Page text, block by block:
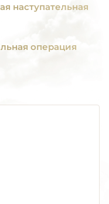
наступательная
операция